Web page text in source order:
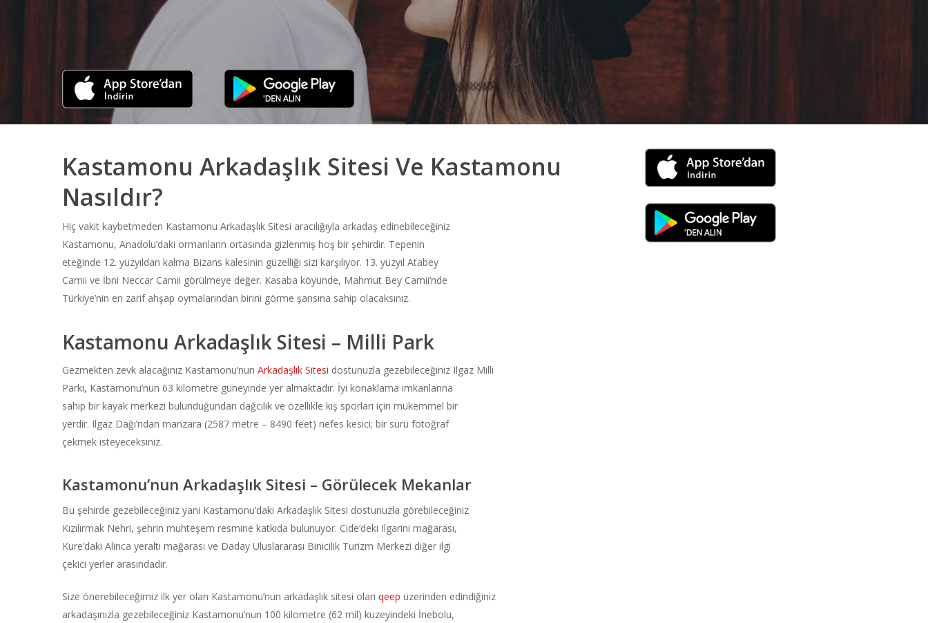
Kastamonu Arkadaşlık Sitesi Ve Kastamonu
Nasıldır?
Hiç vakit kaybetmeden Kastamonu Arkadaşlık Sitesi aracılığıyla arkadaş edinebileceğiniz
Kastamonu, Anadolu’daki ormanların ortasında gizlenmiş hoş bir şehirdir. Tepenin
eteğinde 12. yüzyıldan kalma Bizans kalesinin güzelliği sizi karşılıyor. 13. yüzyıl Atabey
Camii ve İbni Neccar Camii görülmeye değer. Kasaba köyünde, Mahmut Bey Camii’nde
Türkiye’nin en zarif ahşap oymalarından birini görme şansına sahip olacaksınız.
Kastamonu Arkadaşlık Sitesi – Milli Park
Gezmekten zevk alacağınız Kastamonu’nun Arkadaşlık Sitesi dostunuzla gezebileceğiniz Ilgaz Milli
Parkı, Kastamonu’nun 63 kilometre güneyinde yer almaktadır. İyi konaklama imkanlarına
sahip bir kayak merkezi bulunduğundan dağcılık ve özellikle kış sporları için mükemmel bir
yerdir. Ilgaz Dağı’ndan manzara (2587 metre – 8490 feet) nefes kesici; bir sürü fotoğraf
çekmek isteyeceksiniz.
Kastamonu’nun Arkadaşlık Sitesi – Görülecek Mekanlar
Bu şehirde gezebileceğiniz yani Kastamonu’daki Arkadaşlık Sitesi dostunuzla görebileceğiniz
Kızılırmak Nehri, şehrin muhteşem resmine katkıda bulunuyor. Cide’deki Ilgarini mağarası,
Kure’daki Alinca yeraltı mağarası ve Daday Uluslararası Binicilik Turizm Merkezi diğer ilgi
çekici yerler arasındadır.
Size önerebileceğimiz ilk yer olan Kastamonu’nun arkadaşlık sitesi olan qeep üzerinden edindiğiniz
arkadaşınızla gezebileceğiniz Kastamonu’nun 100 kilometre (62 mil) kuzeyindeki İnebolu,